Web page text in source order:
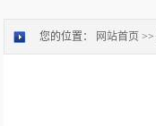
您的位置： 网站首页 >>